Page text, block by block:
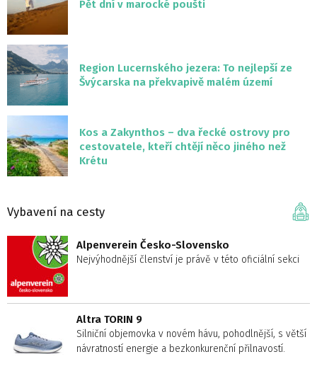
Pět dní v marocké poušti
Region Lucernského jezera: To nejlepší ze
Švýcarska na překvapivě malém území
Kos a Zakynthos – dva řecké ostrovy pro
cestovatele, kteří chtějí něco jiného než
Krétu
Vybavení na cesty
Alpenverein Česko-Slovensko
Nejvýhodnější členství je právě v této oficiální sekci
Altra TORIN 9
Silniční objemovka v novém hávu, pohodlnější, s větší
návratností energie a bezkonkurenční přilnavostí.